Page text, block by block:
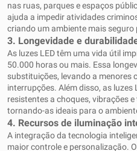
nas ruas, parques e espaços
ajuda a impedir atividades
criando um ambiente mais seguro
3. Longevidade e
As luzes LED têm uma vida útil
50.000 horas ou mais. Essa
substituições, levando a menores
interrupções. Além disso, as luzes
resistentes a choques, vibrações
tornando-as ideais para o
4. Recursos de iluminação
A integração da tecnologia
maior controle e personalização.